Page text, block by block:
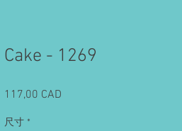
Cake - 1269
117,00 CAD
尺寸 *